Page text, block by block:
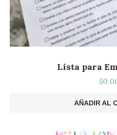
Lista para
$
AÑADIR AL